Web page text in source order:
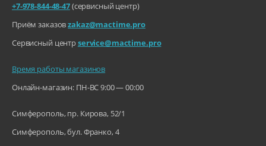
+7-978-844-48-47(сервисный центр)
Приём заказовzakaz@mactime.pro
Сервисный центрservice@mactime.pro
Время работы магазинов
Онлайн-магазин: ПН-ВС 9:00 — 00:00
Симферополь, пр. Кирова, 52/1
Симферополь, бул. Франко, 4